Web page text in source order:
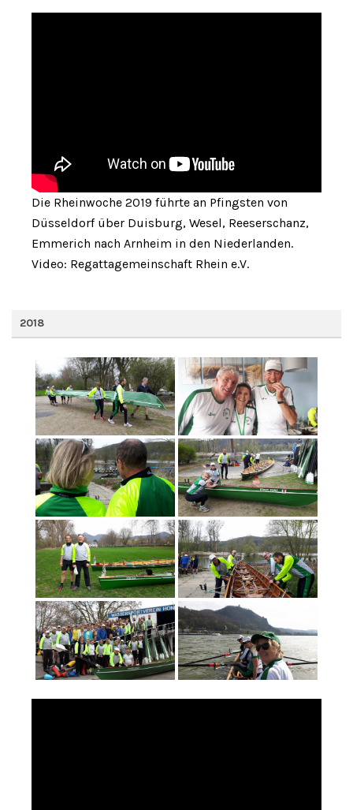
Die Rheinwoche 2019 führte an Pfingsten von
Düsseldorf über Duisburg, Wesel, Reeserschanz,
Emmerich nach Arnheim in den Niederlanden.
Video: Regattagemeinschaft Rhein e.V.
2018